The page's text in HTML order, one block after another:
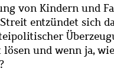
von Kindern und
entzündet sich
lösen und wenn ja,